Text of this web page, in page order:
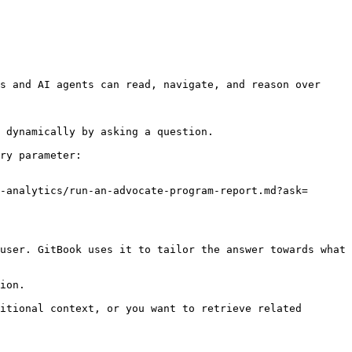
and AI agents can read, navigate, and reason over
by asking a question.
parameter:
run-an-advocate-program-report.md?ask=
GitBook uses it to tailor the answer towards what
context, or you want to retrieve related